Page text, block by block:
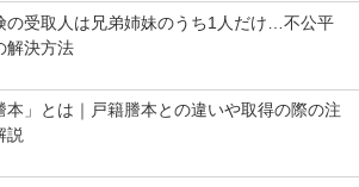
の受取人は兄弟姉妹のうち1人だけ…不公平
解決方法
本」とは｜戸籍謄本との違いや取得の際の注
説